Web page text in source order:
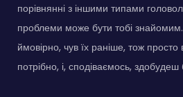
порівнянні з іншими типами
проблеми може бути тобі
ймовірно, чув їх раніше, тож просто
потрібно, і, сподіваємось, здобудеш